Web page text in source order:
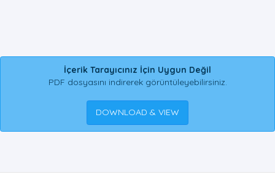
İçerik Tarayıcınız İçin Uygun Değil
PDF dosyasını indirerek görüntüleyebilirsiniz.
DOWNLOAD & VIEW